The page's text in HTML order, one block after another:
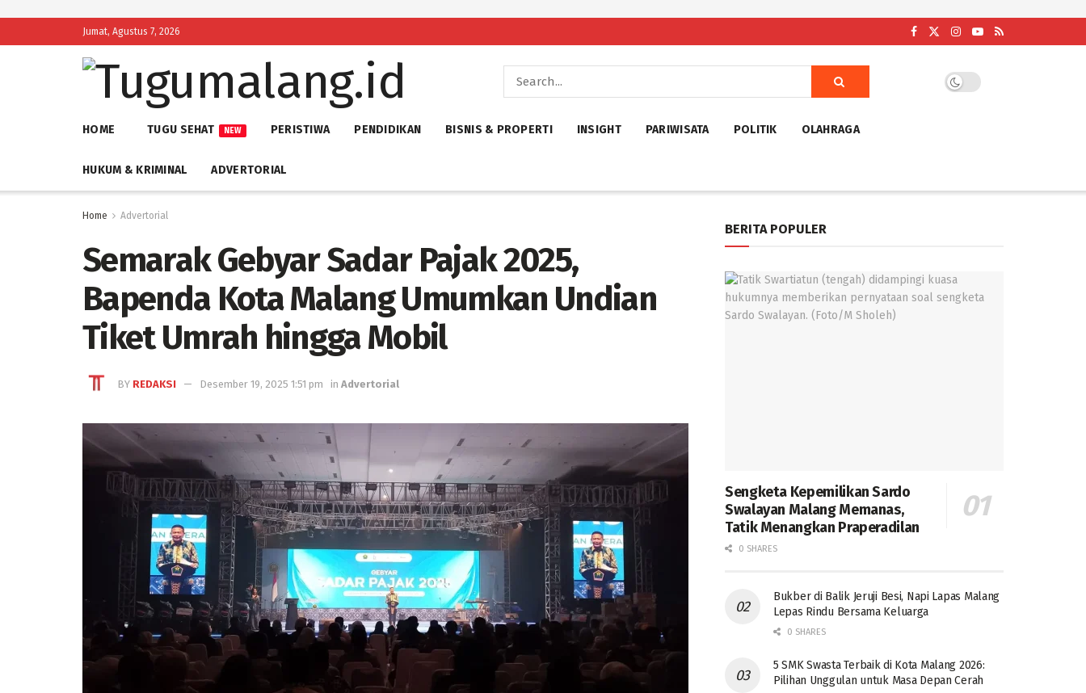
Jumat, Agustus 7, 2026
HOME TUGU SEHAT NEW PERISTIWA PENDIDIKAN BISNIS & PROPERTI INSIGHT PARIWISATA POLITIK OLAHRAGA
HUKUM & KRIMINAL ADVERTORIAL
Home Advertorial
Semarak Gebyar Sadar Pajak 2025,
Bapenda Kota Malang Umumkan Undian
Tiket Umrah hingga Mobil
BY REDAKSI Desember 19, 2025 1:51 pm in Advertorial
BERITA POPULER
Sengketa Kepemilikan Sardo
Swalayan Malang Memanas,
Tatik Menangkan Praperadilan
0 SHARES
Bukber di Balik Jeruji Besi, Napi Lapas Malang
Lepas Rindu Bersama Keluarga
0 SHARES
5 SMK Swasta Terbaik di Kota Malang 2026:
Pilihan Unggulan untuk Masa Depan Cerah